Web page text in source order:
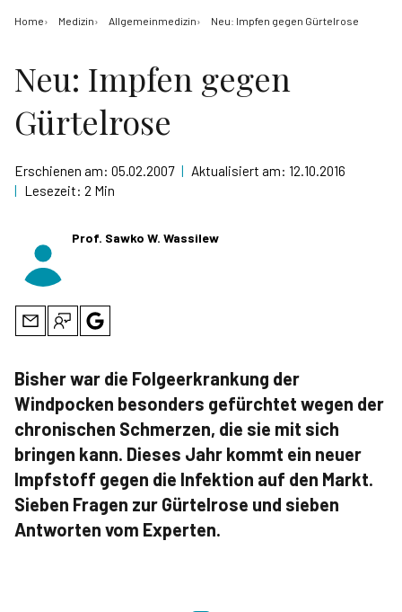
Home Medizin Allgemeinmedizin Neu: Impfen gegen Gürtelrose
Neu: Impfen gegen
Gürtelrose
Erschienen am: 05.02.2007 | Aktualisiert am: 12.10.2016
| Lesezeit: 2 Min
Prof. Sawko W. Wassilew
Bisher war die Folgeerkrankung der
Windpocken besonders gefürchtet wegen der
chronischen Schmerzen, die sie mit sich
bringen kann. Dieses Jahr kommt ein neuer
Impfstoff gegen die Infektion auf den Markt.
Sieben Fragen zur Gürtelrose und sieben
Antworten vom Experten.